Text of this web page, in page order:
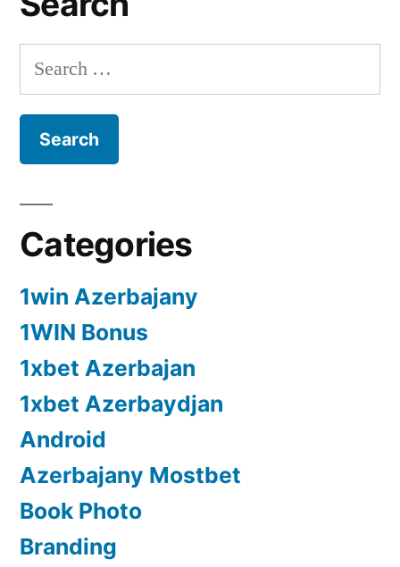
Search
for:
Categories
1win Azerbajany
1WIN Bonus
1xbet Azerbajan
1xbet Azerbaydjan
Android
Azerbajany Mostbet
Book Photo
Branding